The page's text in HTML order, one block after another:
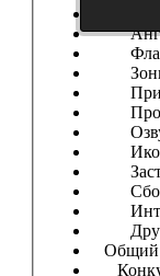
Зоны
Общий